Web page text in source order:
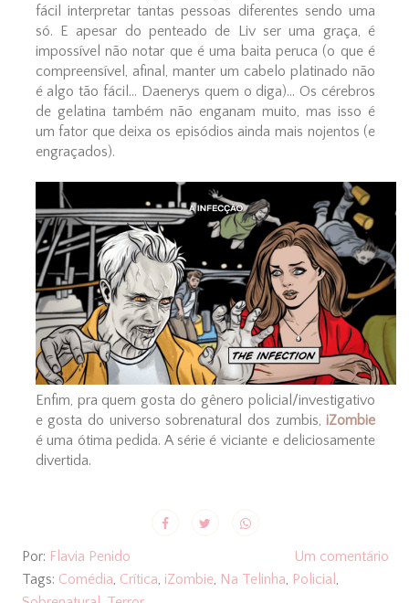
fácil interpretar tantas pessoas diferentes sendo uma
só. E apesar do penteado de Liv ser uma graça, é
impossível não notar que é uma baita peruca (o que é
compreensível, afinal, manter um cabelo platinado não
é algo tão fácil... Daenerys quem o diga)... Os cérebros
de gelatina também não enganam muito, mas isso é
um fator que deixa os episódios ainda mais nojentos (e
engraçados).
Enfim, pra quem gosta do gênero policial/investigativo
e gosta do universo sobrenatural dos zumbis, iZombie
é uma ótima pedida. A série é viciante e deliciosamente
divertida.
Por: Flavia Penido
Um comentário
Tags: Comédia, Crítica, iZombie, Na Telinha, Policial ,